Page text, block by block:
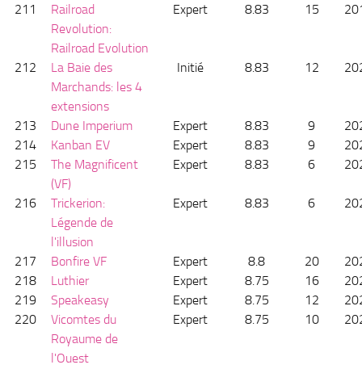
211
Railroad
Revolution:
Railroad Evolution
Expert 8.83 15
212
La Baie des
Marchands: les 4
extensions
Initié 8.83 12
213 Dune Imperium Expert 8.83 9
214
Kanban EV Expert 8.83 9
215
The Magnificent
(VF)
Expert 8.83 6
216
Trickerion:
Légende de
l'illusion
Expert 8.83 6
217 Bonfire VF Expert 8.8 20
218
Luthier Expert 8.75 16
219
Speakeasy Expert 8.75 12
220
Vicomtes du
Royaume de
l'Ouest
Expert 8.75 10